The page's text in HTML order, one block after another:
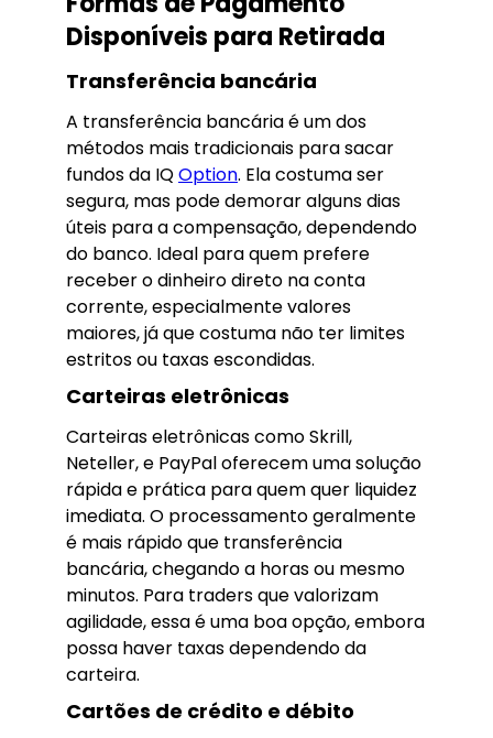
Disponíveis para Retirada
Transferência bancária
A transferência bancária é um dos
métodos mais tradicionais para sacar
fundos da IQOption. Ela costuma ser
segura, mas pode demorar alguns dias
úteis para a compensação, dependendo
do banco. Ideal para quem prefere
receber o dinheiro direto na conta
corrente, especialmente valores
maiores, já que costuma não ter limites
estritos ou taxas escondidas.
Carteiras eletrônicas
Carteiras eletrônicas como Skrill,
Neteller, e PayPal oferecem uma solução
rápida e prática para quem quer liquidez
imediata. O processamento geralmente
é mais rápido que transferência
bancária, chegando a horas ou mesmo
minutos. Para traders que valorizam
agilidade, essa é uma boa opção, embora
possa haver taxas dependendo da
carteira.
Cartões de crédito e débito